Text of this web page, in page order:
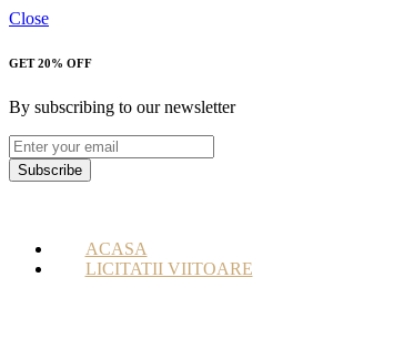
Close
GET 20% OFF
By subscribing to our newsletter
Subscribe
ACASA
LICITATII VIITOARE